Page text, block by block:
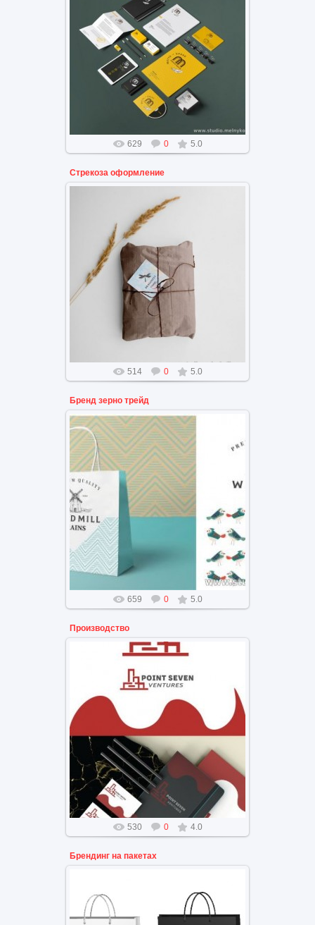
Брендинг атрибутики
канцелярских принадлежностей
образовательного
пространства
629 0 5.0
Стрекоза оформление
Логотип на открытке
роизводителя органической
косметики
514 0 5.0
Бренд зерно трейд
Брендинг логотип и дизайн
зерно обробатывающий
комбинат
659 0 5.0
Производство
Брендинг логотип по
производству
530 0 4.0
Брендинг на пакетах